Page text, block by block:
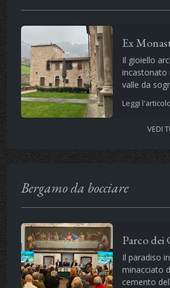
Ex
Il gioiello
incastonato
valle da
Leggi l'articolo
VEDI
Bergamo da bocciare
Parco dei
Il paradiso
minacciato
cemento